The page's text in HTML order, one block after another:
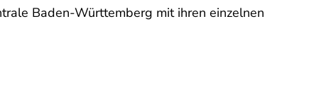
Baden-Württemberg mit ihren einzelnen